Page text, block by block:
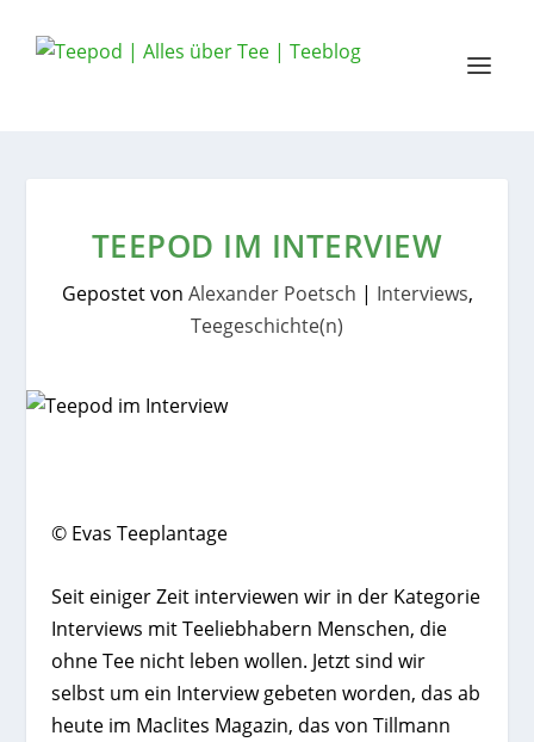
TEEPOD IM INTERVIEW
Gepostet von Alexander Poetsch | Interviews,
Teegeschichte(n)
© Evas Teeplantage
Seit einiger Zeit interviewen wir in der Kategorie
Interviews mit Teeliebhabern Menschen, die
ohne Tee nicht leben wollen. Jetzt sind wir
selbst um ein Interview gebeten worden, das ab
heute im Maclites Magazin, das von Tillmann